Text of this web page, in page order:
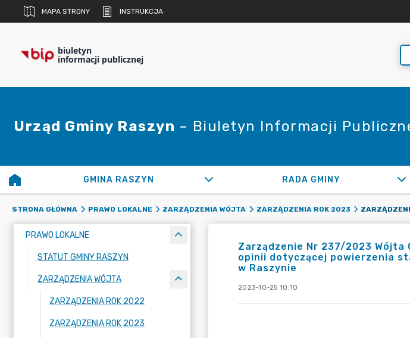
MAPA STRONY INSTRUKCJA
biuletyn
informacji publicznej
Urząd Gminy Raszyn – Biuletyn Informacji
GMINA RASZYN RADA GMINY
STRONA GŁÓWNA PRAWO LOKALNE ZARZĄDZENIA WÓJTA ZARZĄDZENIA ROK 2023
PRAWO LOKALNE
STATUT GMINY RASZYN
ZARZĄDZENIA WÓJTA
ZARZĄDZENIA ROK 2022
ZARZĄDZENIA ROK 2023
Zarządzenie Nr 237/2023 Wójta
opinii dotyczącej powierzenia
w Raszynie
2023-10-25 10:10